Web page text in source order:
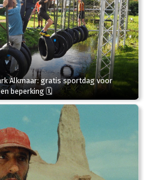
Alkmaar: gratis sportdag voor
beperking 🗓